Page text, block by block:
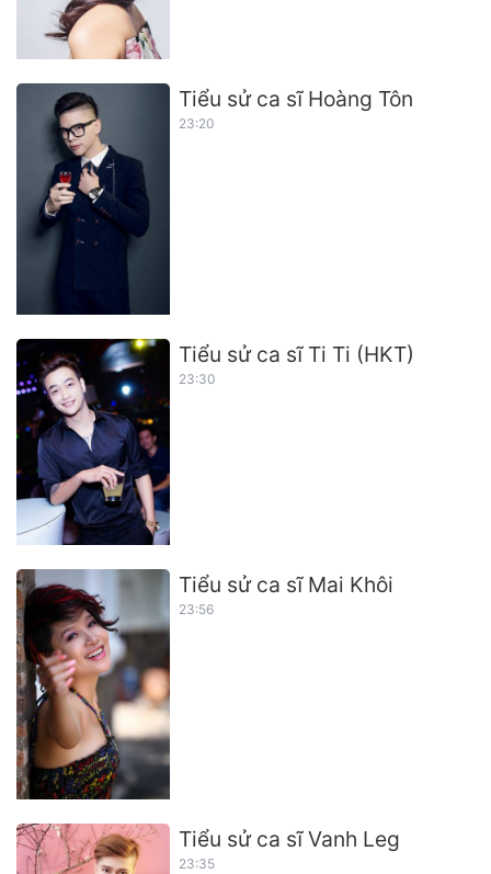
Tiểu sử ca sĩ Hoàng Tôn
23:20
Tiểu sử ca sĩ Ti Ti (HKT)
23:30
Tiểu sử ca sĩ Mai Khôi
23:56
Tiểu sử ca sĩ Vanh Leg
23:35